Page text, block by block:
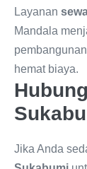
Layanan
Mandala
hemat biaya.
Jika Anda